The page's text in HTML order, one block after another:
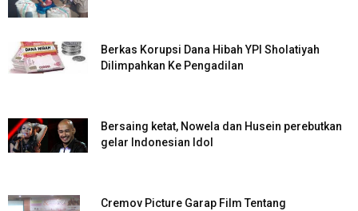
Berkas Korupsi Dana Hibah YPI Sholatiyah
Dilimpahkan Ke Pengadilan
Bersaing ketat, Nowela dan Husein perebutkan
gelar Indonesian Idol
Cremov Picture Garap Film Tentang